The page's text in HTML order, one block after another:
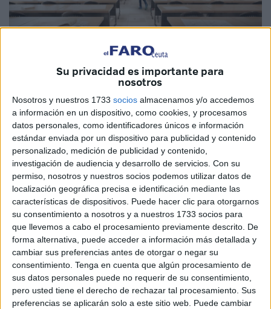
Su privacidad es importante para
nosotros
Nosotros y nuestros 1733 socios almacenamos y/o accedemos
a información en un dispositivo, como cookies, y procesamos
datos personales, como identificadores únicos e información
estándar enviada por un dispositivo para publicidad y contenido
personalizado, medición de publicidad y contenido,
investigación de audiencia y desarrollo de servicios. Con su
permiso, nosotros y nuestros socios podemos utilizar datos de
localización geográfica precisa e identificación mediante las
características de dispositivos. Puede hacer clic para otorgarnos
su consentimiento a nosotros y a nuestros 1733 socios para
que llevemos a cabo el procesamiento previamente descrito. De
forma alternativa, puede acceder a información más detallada y
cambiar sus preferencias antes de otorgar o negar su
consentimiento. Tenga en cuenta que algún procesamiento de
sus datos personales puede no requerir de su consentimiento,
pero usted tiene el derecho de rechazar tal procesamiento. Sus
preferencias se aplicarán solo a este sitio web. Puede cambiar
El senador delPP por Ceuta, David Muñoz Arbona, ha
preguntado a los servicios centrales delMEFPcuándo se
prevé que comiencen finalmente las obras del conocido
hasta ahora 'Centro Educativo Brull de Ceuta'.
Desde el PP indican que "es de urgencia solventar la
necesidad de un nuevo equipamiento educativo en Ceuta,
y pese haber sido presupuestado con anterioridad el
comienzo de las obras del nuevo centro educativo se
están retrasando". Por su parte el MEFP, tras estudiar las
características del área donde se va a implantar llegó a la
conclusión de que se requiere un centro integrado que dé
servicio a los alumnos desde Infantil hasta Bachillerato.